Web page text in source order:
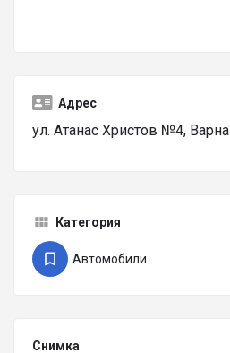
Адрес
ул. Атанас Христов №4, Варна
Категория
Автомобили
Снимка